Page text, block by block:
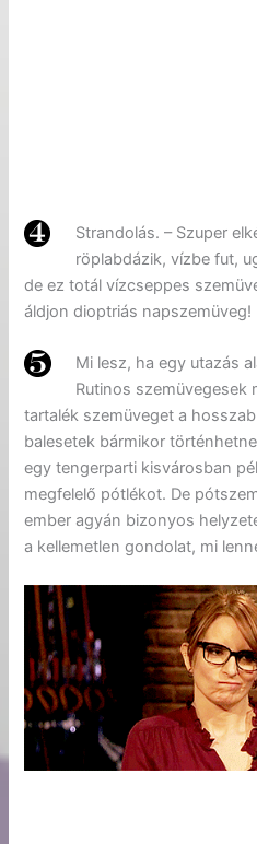
Strandolás. – Szuper
röplabdázik, vízbe fut,
de ez totál vízcseppes
áldjon dioptriás napszemüveg!
Mi lesz, ha egy utazás
Rutinos szemüvegesek
tartalék szemüveget a
balesetek bármikor
egy tengerparti kisvárosban
megfelelő pótlékot. De
ember agyán bizonyos
a kellemetlen gondolat, mi